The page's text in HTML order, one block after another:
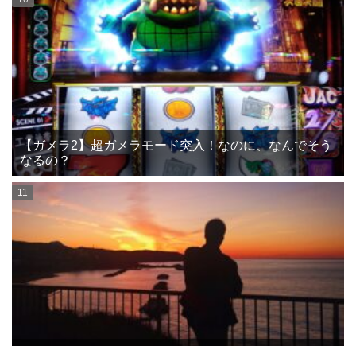
【ガメラ2】超ガメラモード突入！なのに、なんでそう
なるの？